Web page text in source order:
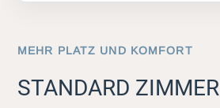
MEHR PLATZ UND KOMFORT
STANDARD ZIMMER